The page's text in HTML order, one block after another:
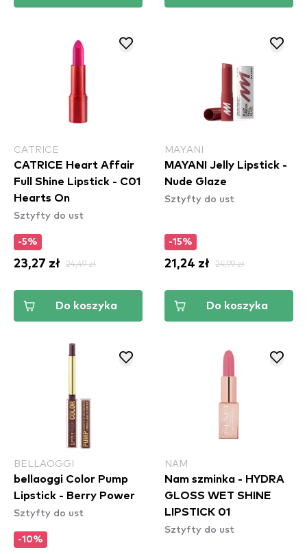
CATRICE
CATRICE Heart Affair
Full Shine Lipstick - C01
Hearts On
Sztyfty do ust
-5%
23,27 zł 24,49 zł
Do koszyka
MAYANI
MAYANI Jelly Lipstick -
Nude Glaze
Sztyfty do ust
-15%
21,24 zł 24,99 zł
Do koszyka
BELLAOGGI
bellaoggi Color Pump
Lipstick - Berry Power
Sztyfty do ust
-10%
NAM
Nam szminka - HYDRA
GLOSS WET SHINE
LIPSTICK 01
Sztyfty do ust